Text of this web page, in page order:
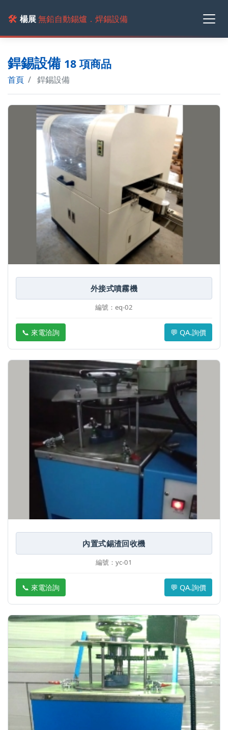
🛠️ 楊展無鉛自動錫爐．焊錫設備
銲錫設備 18 項商品
首頁 銲錫設備
外接式噴霧機
編號：eq-02
📞 來電洽詢 💬 QA.詢價
內置式錫渣回收機
編號：yc-01
📞 來電洽詢 💬 QA.詢價